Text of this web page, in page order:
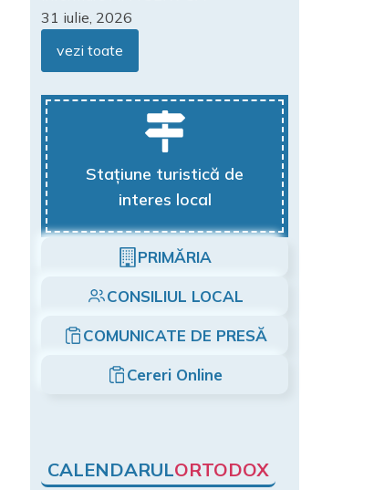
31 iulie, 2026
vezi toate
Stațiune turistică de
interes local
PRIMĂRIA
CONSILIUL LOCAL
COMUNICATE DE PRESĂ
Cereri Online
CALENDARULORTODOX